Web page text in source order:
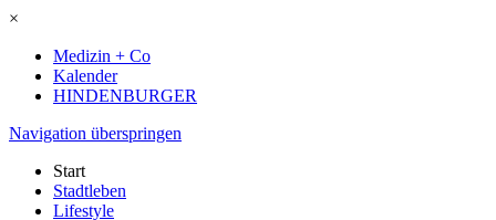
×
Medizin + Co
Kalender
HINDENBURGER
Navigation überspringen
Start
Stadtleben
Lifestyle